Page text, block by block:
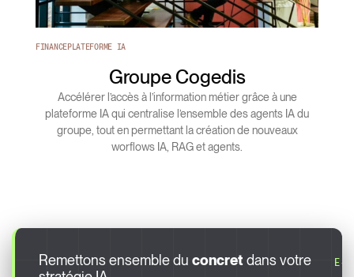
FINANCEPLATEFORME IA
Groupe Cogedis
Accélérer l’accès à l’information métier grâce à une
plateforme IA qui centralise l’ensemble des agents IA du
groupe, tout en permettant la création de nouveaux
worflows IA, RAG et agents.
Remettons ensemble du concretdans votre
E-